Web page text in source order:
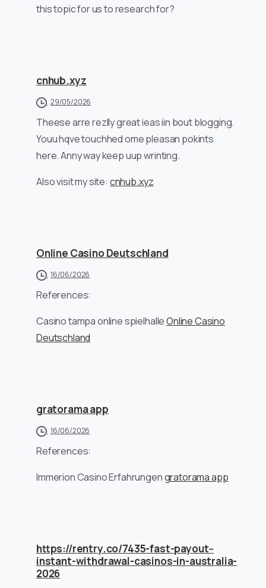
this topic for us to research for?
cnhub.xyz
29/05/2026
Theese arre rezlly great ieas iin bout blogging.
Youu hqve touchhed ome pleasan pokints
here. Anny way keep uup wrinting.
Also visit my site: cnhub.xyz
Online Casino Deutschland
16/06/2026
References:
Casino tampa online spielhalleOnline Casino
Deutschland
gratorama app
16/06/2026
References:
Immerion Casino Erfahrungengratorama app
https://rentry.co/7435-fast-payout--
instant-withdrawal-casinos-in-australia-
2026